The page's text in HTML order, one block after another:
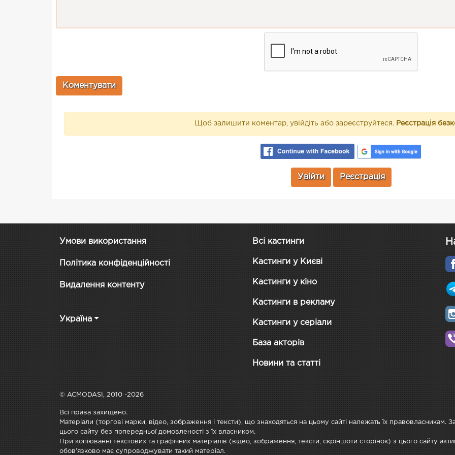
Щоб залишити коментар, увійдіть або зареєструйтеся. Реєстрація
Увійти Реєстрація
Умови використання
Політика конфіденційності
Видалення контенту
Україна
Всі кастинги
Кастинги у Києві
Кастинги у кіно
Кастинги в рекламу
Кастинги у серіали
База акторів
Новини та статті
© ACMODASI, 2010 -2026
Всі права захищено.
Матеріали (торгові марки, відео, зображення і тексти), що знаходяться на цьому сайті належать їх правовласникам.
цього сайту без попередньої домовленості з їх власником.
При копіюванні текстових та графічних матеріалів (відео, зображення, тексти, скріншоти сторінок) з цього сайту
обов'язково має супроводжувати такий матеріал.